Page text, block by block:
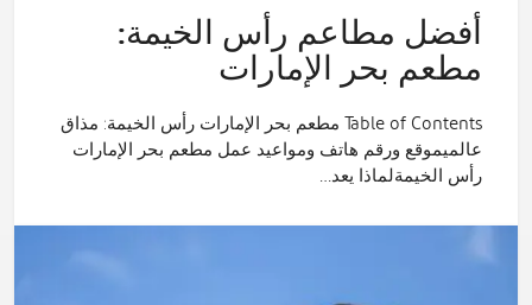
أفضل مطاعم رأس الخيمة:
مطعم بحر الإمارات
Table of Contents مطعم بحر الإمارات رأس الخيمة: مذاق
عالميموقع ورقم هاتف ومواعيد عمل مطعم بحر الإمارات
رأس الخيمةلماذا يعد…